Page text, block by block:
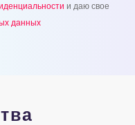
и даю свое
данных